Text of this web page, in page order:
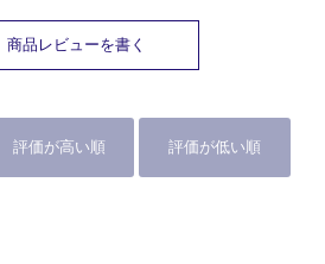
商品レビューを書く
評価が高い順 評価が低い順